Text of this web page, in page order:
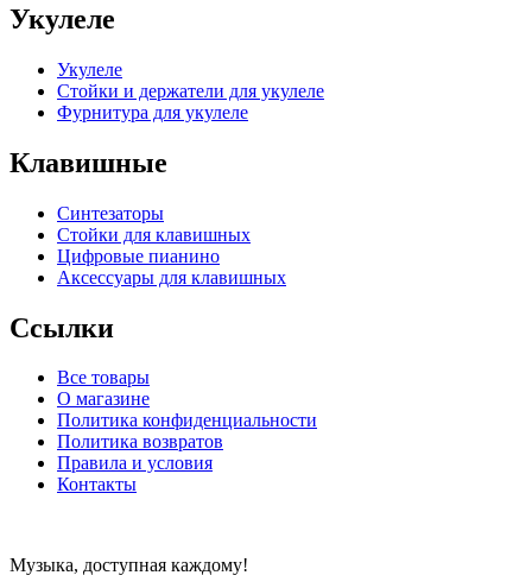
Укулеле
Укулеле
Стойки и держатели для укулеле
Фурнитура для укулеле
Клавишные
Синтезаторы
Стойки для клавишных
Цифровые пианино
Аксессуары для клавишных
Ссылки
Все товары
О магазине
Политика конфиденциальности
Политика возвратов
Правила и условия
Контакты
Музыка, доступная каждому!